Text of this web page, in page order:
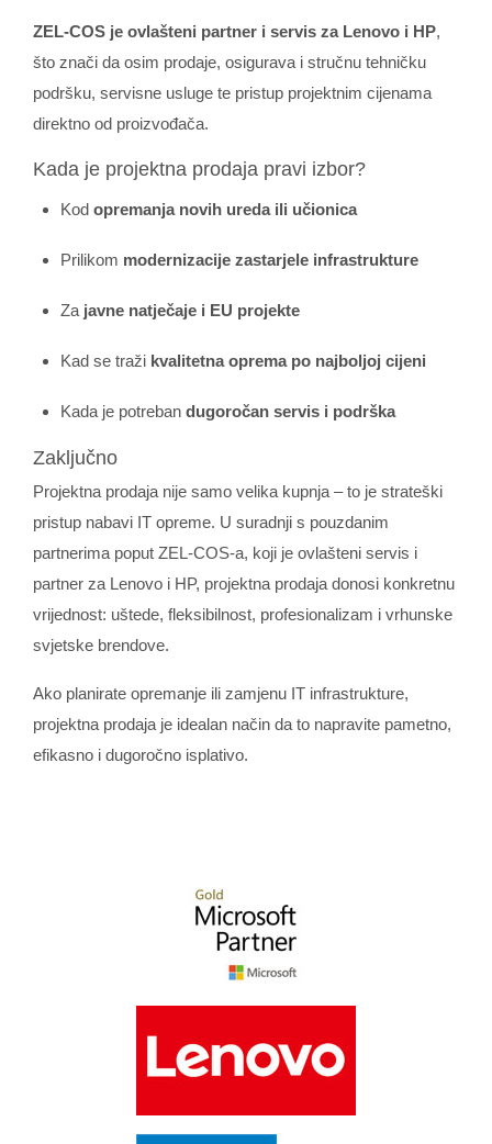
ZEL‑COS je ovlašteni partner i servis za Lenovo i HP,
što znači da osim prodaje, osigurava i stručnu tehničku
podršku, servisne usluge te pristup projektnim cijenama
direktno od proizvođača.
Kada je projektna prodaja pravi izbor?
Kod opremanja novih ureda ili učionica
Prilikom modernizacije zastarjele infrastrukture
Za javne natječaje i EU projekte
Kad se traži kvalitetna oprema po najboljoj cijeni
Kada je potreban dugoročan servis i podrška
Zaključno
Projektna prodaja nije samo velika kupnja – to je strateški
pristup nabavi IT opreme. U suradnji s pouzdanim
partnerima poput ZEL‑COS‑a, koji je ovlašteni servis i
partner za Lenovo i HP, projektna prodaja donosi konkretnu
vrijednost: uštede, fleksibilnost, profesionalizam i vrhunske
svjetske brendove.
Ako planirate opremanje ili zamjenu IT infrastrukture,
projektna prodaja je idealan način da to napravite pametno,
efikasno i dugoročno isplativo.